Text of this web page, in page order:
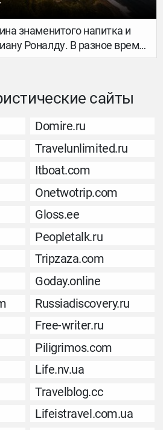
знаменитого напитка и
Роналду. В разное время
Черчилль, Агата
никогда.
сайты
Domire.ru
Travelunlimited.ru
Itboat.com
Onetwotrip.com
Gloss.ee
Peopletalk.ru
Tripzaza.com
Goday.online
Russiadiscovery.ru
Free-writer.ru
Piligrimos.com
Life.nv.ua
Travelblog.cc
Lifeistravel.com.ua